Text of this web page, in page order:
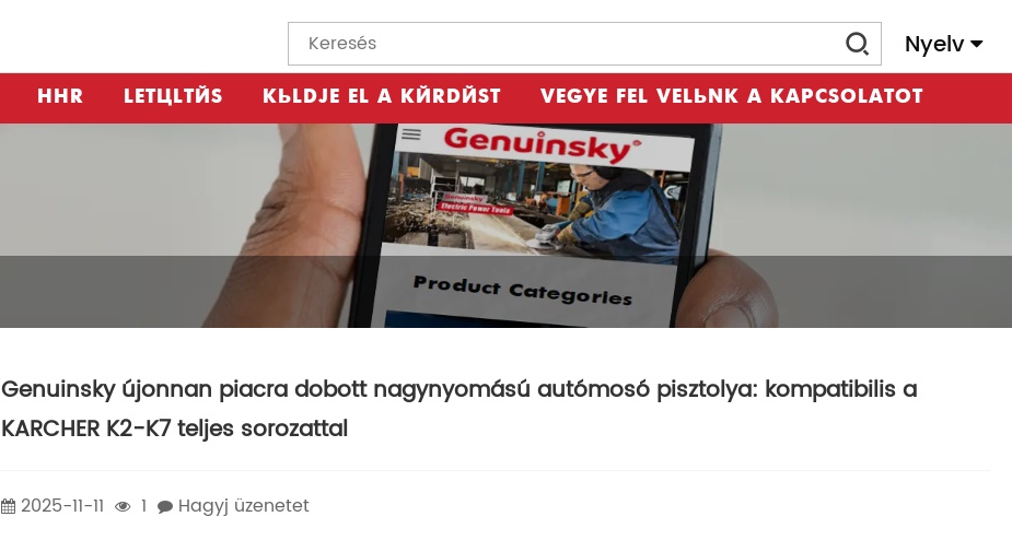
Nyelv
HÍR LETÖLTÉS KÜLDJE EL A KÉRDÉST VEGYE FEL VELÜNK A KAPCSOLATOT
Genuinsky újonnan piacra dobott nagynyomású autómosó pisztolya: kompatibilis a
KARCHER K2-K7 teljes sorozattal
2025-11-11 1
Hagyj üzenetet